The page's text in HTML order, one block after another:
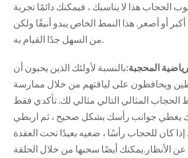
الحجاب هذا لا يناسبك ، فيمكنك دائمًا تجربة
أو أصغر. هذا النمط الخاص يبدو أنيقًا ولكن
من السهل جدًا القيام به.
المحجبة:بالنسبة لأولئك الذين يحبون أن
ويحافظون على لياقتهم من خلال ممارسة
الحجاب المثالي التالي مثالي لك. تأكدي فقط
يغطي جوانب رأسك بشكل صحيح ، ثم اربطي
كان للحجاب رأسًا ، ضعيه بعيدًا تحت العقدة
الأنظار.يمكنك أيضًا سحبها من خلال الحلقة